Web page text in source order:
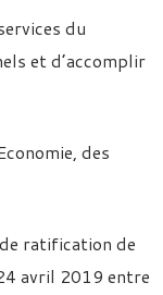
du
et d’accomplir
des
ratification de
avril 2019 entre